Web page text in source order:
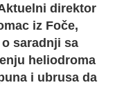
direktor
iz Foče,
saradnji sa
heliodroma
i ubrusa da